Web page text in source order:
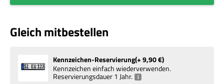
Gleich mitbestellen
Kennzeichen-Reservierung+ 9,90€
Kennzeichen einfach wiederverwenden.
Reservierungsdauer 1 Jahr. i